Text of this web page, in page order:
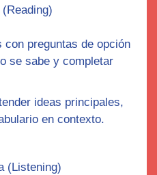
(Reading)
preguntas de opción
se sabe y completar
ideas principales,
en contexto.
(Listening)